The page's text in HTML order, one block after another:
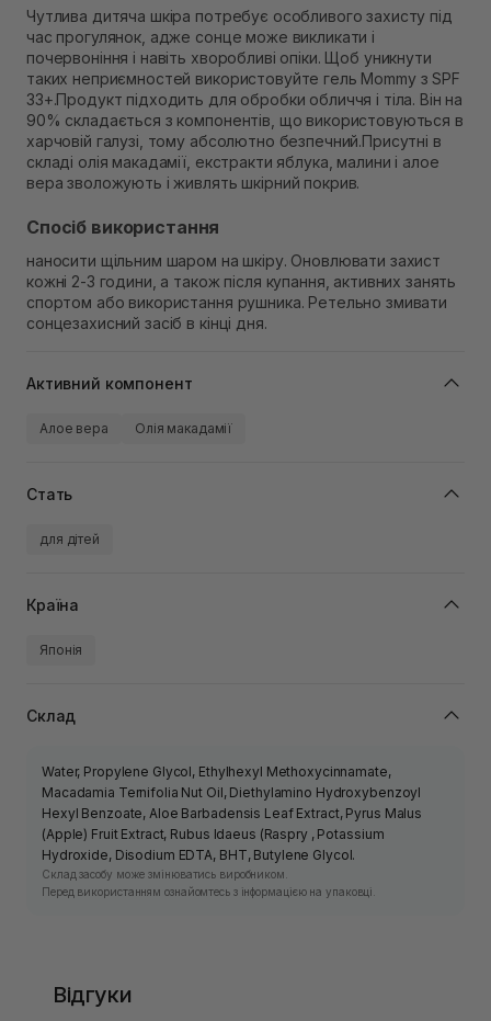
Самовивіз м. Рівне, вул. 16-го Липня, 15
Немає в наявності!
Самовивіз м. Рівне, вул. Кулика і Гудачека 23 (ТЦ
Екватор)
Немає в наявності!
Чутлива дитяча шкіра потребує особливого захисту під
час прогулянок, адже сонце може викликати і
почервоніння і навіть хворобливі опіки. Щоб уникнути
таких неприємностей використовуйте гель Mommy з SPF
33+.Продукт підходить для обробки обличчя і тіла. Він на
90% складається з компонентів, що використовуються в
харчовій галузі, тому абсолютно безпечний.Присутні в
складі олія макадамії, екстракти яблука, малини і алое
вера зволожують і живлять шкірний покрив.
Спосіб використання
наносити щільним шаром на шкіру. Оновлювати захист
кожні 2-3 години, а також після купання, активних занять
спортом або використання рушника. Ретельно змивати
сонцезахисний засіб в кінці дня.
Активний компонент
Алое вера Олія макадамії
Стать
для дітей
Країна
Японія
Склад
Water, Propylene Glycol, Ethylhexyl Methoxycinnamate,
Macadamia Ternifolia Nut Oil, Diethylamino Hydroxybenzoyl
Hexyl Benzoate, Aloe Barbadensis Leaf Extract, Pyrus Malus
(Apple) Fruit Extract, Rubus Idaeus (Raspry , Potassium
Hydroxide, Disodium EDTA, BHT, Butylene Glycol.
Склад засобу може змінюватись виробником.
Перед використанням ознайомтесь з інформацією на упаковці.
Відгуки